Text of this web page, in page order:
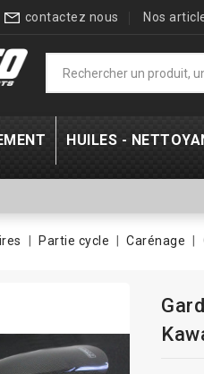
contactez nous Nos
HUILES -
Partie cycle Carénage